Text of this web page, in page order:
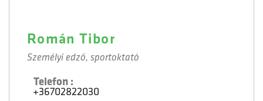
Román Tibor
Személyi edző, sportoktató
Telefon :
+36702822030